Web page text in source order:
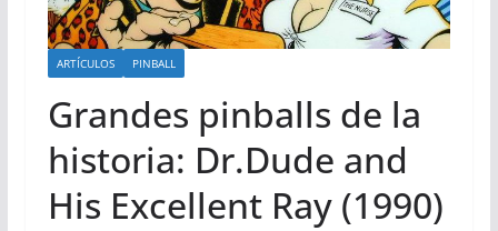
ARTÍCULOS PINBALL
Grandes pinballs de la
historia: Dr.Dude and
His Excellent Ray (1990)